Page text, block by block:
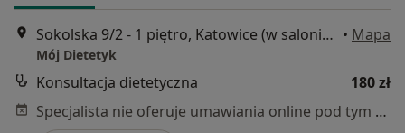
Sokolska 9/2 - 1 piętro, Katowice (w salonie Isabel Medical Day SPA), Katowice • Mapa
Mój Dietetyk
Konsultacja dietetyczna
180 zł
Specjalista nie oferuje umawiania online pod tym adresem.